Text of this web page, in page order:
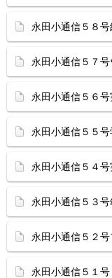
永田小通信５８
永田小通信５７
永田小通信５６
永田小通信５５
永田小通信５４
永田小通信５３
永田小通信５２
永田小通信５１